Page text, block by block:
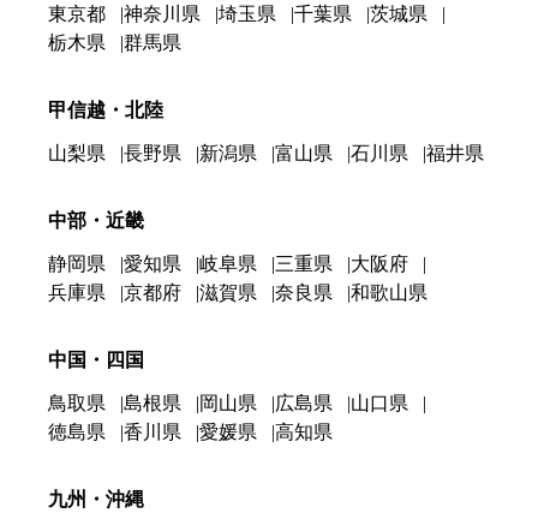
東京都 神奈川県 埼玉県 千葉県
茨城県
栃木県
群馬県
甲信越・北陸
山梨県 長野県 新潟県 富山県 石川県 福井県
中部・近畿
静岡県 愛知県 岐阜県 三重県
大阪府
兵庫県
京都府 滋賀県 奈良県 和歌山県
中国・四国
鳥取県 島根県 岡山県 広島県
山口県
徳島県
香川県 愛媛県 高知県
九州・沖縄